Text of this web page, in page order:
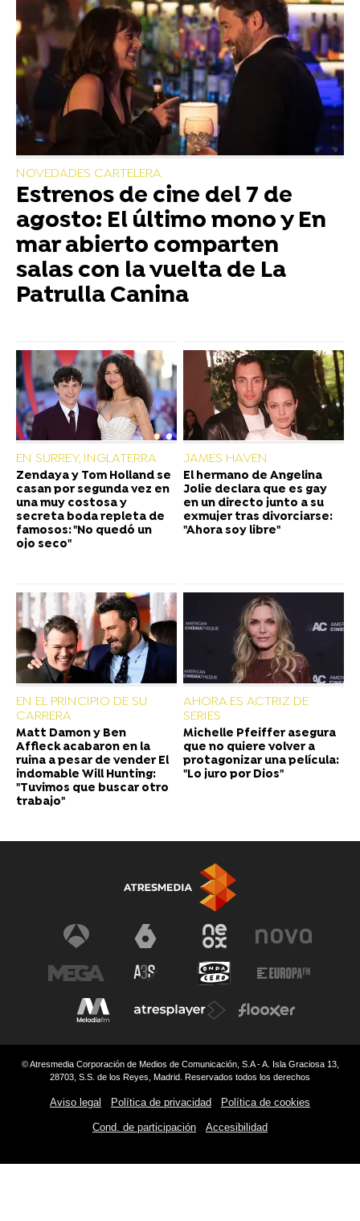
NOVEDADES CARTELERA
Estrenos de cine del 7 de
agosto: El último mono y En
mar abierto comparten
salas con la vuelta de La
Patrulla Canina
EN SURREY, INGLATERRA
Zendaya y Tom Holland se
casan por segunda vez en
una muy costosa y
secreta boda repleta de
famosos: "No quedó un
ojo seco"
JAMES HAVEN
El hermano de Angelina
Jolie declara que es gay
en un directo junto a su
exmujer tras divorciarse:
"Ahora soy libre"
EN EL PRINCIPIO DE SU
CARRERA
Matt Damon y Ben
Affleck acabaron en la
ruina a pesar de vender El
indomable Will Hunting:
"Tuvimos que buscar otro
trabajo"
AHORA ES ACTRIZ DE
SERIES
Michelle Pfeiffer asegura
que no quiere volver a
protagonizar una película:
"Lo juro por Dios"
© Atresmedia Corporación de Medios de Comunicación, S.A - A. Isla Graciosa 13,
28703, S.S. de los Reyes, Madrid. Reservados todos los derechos
Aviso legal Política de privacidad Política de cookies
Cond. de participación Accesibilidad